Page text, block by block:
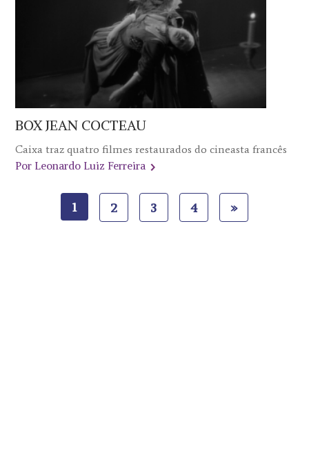
BOX JEAN COCTEAU
Caixa traz quatro filmes restaurados do cineasta francês
Por Leonardo Luiz Ferreira
1 2 3 4 »